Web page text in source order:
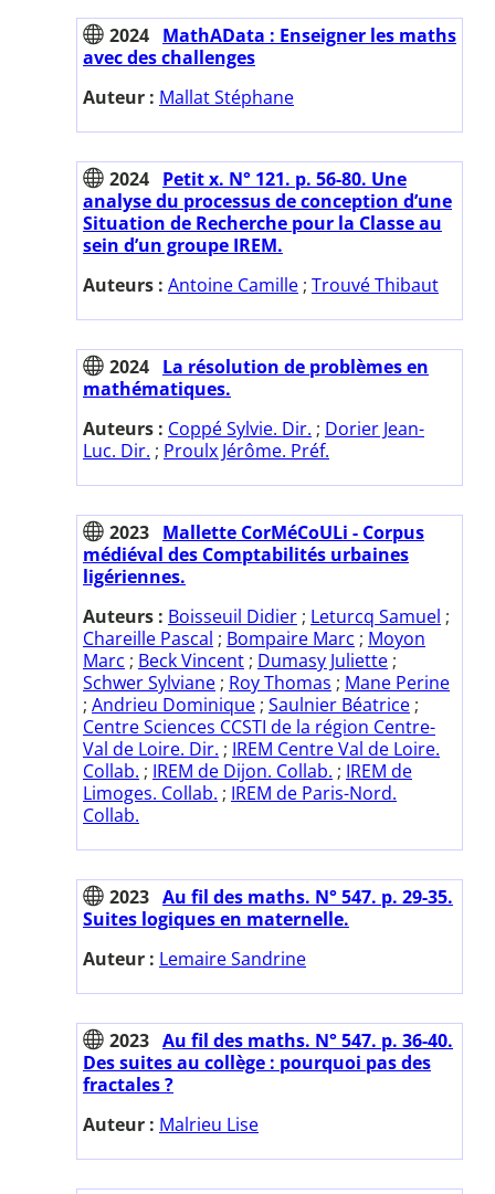
2024 MathAData : Enseigner les maths
avec des challenges
Auteur : Mallat Stéphane
2024 Petit x. N° 121. p. 56-80. Une
analyse du processus de conception d’une
Situation de Recherche pour la Classe au
sein d’un groupe IREM.
Auteurs : Antoine Camille ; Trouvé Thibaut
2024 La résolution de problèmes en
mathématiques.
Auteurs : Coppé Sylvie. Dir. ; Dorier Jean-
Luc. Dir. ; Proulx Jérôme. Préf.
2023 Mallette CorMéCoULi - Corpus
médiéval des Comptabilités urbaines
ligériennes.
Auteurs : Boisseuil Didier ; Leturcq Samuel ;
Chareille Pascal ; Bompaire Marc ; Moyon
Marc ; Beck Vincent ; Dumasy Juliette ;
Schwer Sylviane ; Roy Thomas ; Mane Perine
; Andrieu Dominique ; Saulnier Béatrice ;
Centre Sciences CCSTI de la région Centre-
Val de Loire. Dir. ; IREM Centre Val de Loire.
Collab. ; IREM de Dijon. Collab. ; IREM de
Limoges. Collab. ; IREM de Paris-Nord.
Collab.
2023 Au fil des maths. N° 547. p. 29-35.
Suites logiques en maternelle.
Auteur : Lemaire Sandrine
2023 Au fil des maths. N° 547. p. 36-40.
Des suites au collège : pourquoi pas des
fractales ?
Auteur : Malrieu Lise